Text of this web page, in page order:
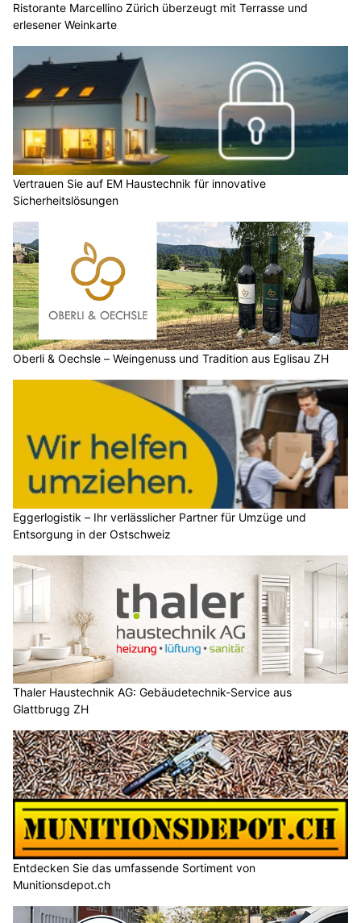
Ristorante Marcellino Zürich überzeugt mit Terrasse und
erlesener Weinkarte
Vertrauen Sie auf EM Haustechnik für innovative
Sicherheitslösungen
Oberli & Oechsle – Weingenuss und Tradition aus Eglisau ZH
Eggerlogistik – Ihr verlässlicher Partner für Umzüge und
Entsorgung in der Ostschweiz
Thaler Haustechnik AG: Gebäudetechnik-Service aus
Glattbrugg ZH
Entdecken Sie das umfassende Sortiment von
Munitionsdepot.ch